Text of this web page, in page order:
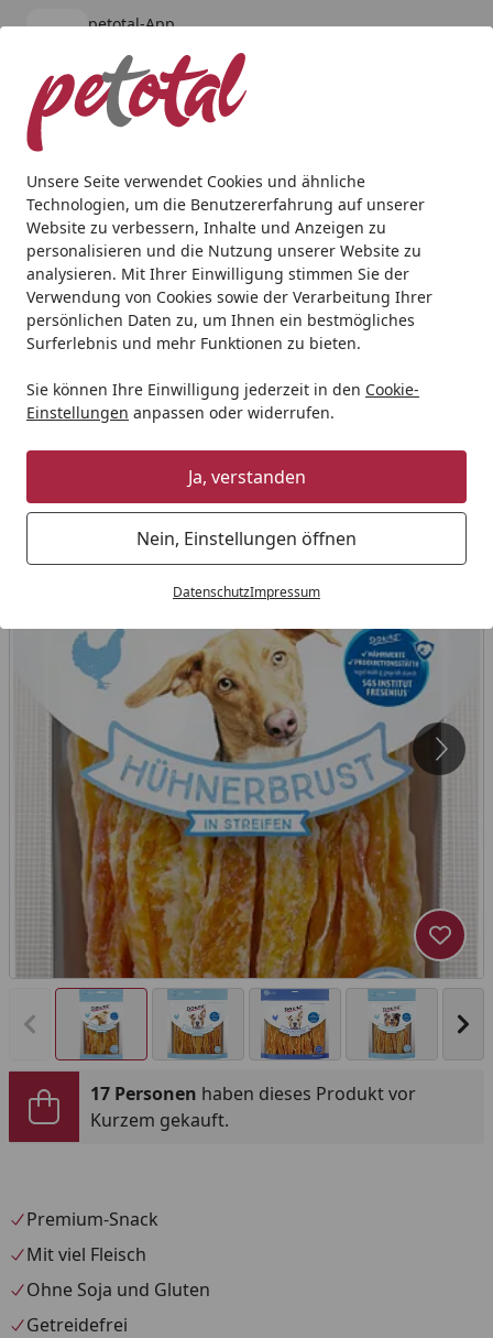
Unsere Seite verwendet Cookies und ähnliche
Technologien, um die Benutzererfahrung auf unserer
Website zu verbessern, Inhalte und Anzeigen zu
personalisieren und die Nutzung unserer Website zu
analysieren. Mit Ihrer Einwilligung stimmen Sie der
Verwendung von Cookies sowie der Verarbeitung Ihrer
persönlichen Daten zu, um Ihnen ein bestmögliches
Surferlebnis und mehr Funktionen zu bieten.
Sie können Ihre Einwilligung jederzeit in den Cookie-
Einstellungen anpassen oder widerrufen.
Ja, verstanden
Nein, Einstellungen öffnen
DatenschutzImpressum
petotal-App
kostenlos - Im App Store
Alle Produkte
Mein Konto
Suchen
Startseite
Hund Snacks DOKAS Hühner- oder Entenbrustbrust in
DOKAS Hühnerbrust in Streifen
Hundesnack
(14 Bewertungen)
Vorheriges Bild anzeigen
Angebot
17 Personen haben dieses Produkt vor
Kurzem gekauft.
Premium-Snack
Mit viel Fleisch
Ohne Soja und Gluten
Getreidefrei